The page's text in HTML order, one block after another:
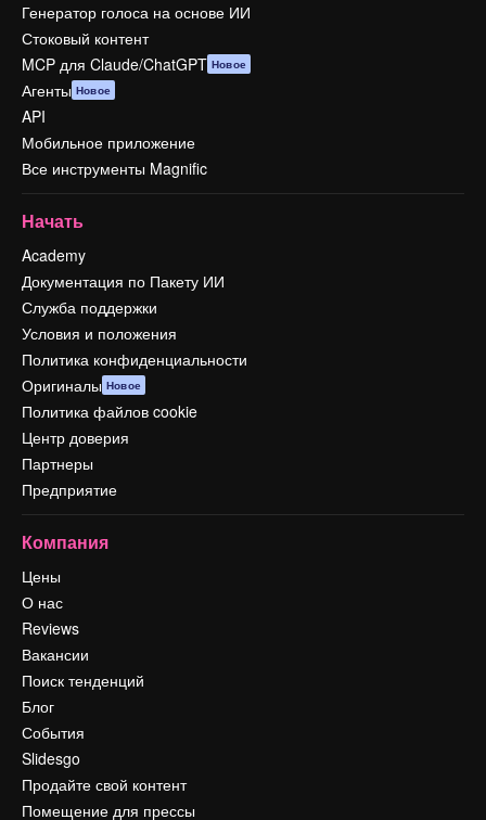
Генератор голоса на основе ИИ
Стоковый контент
MCP для Claude/ChatGPT Новое
Агенты Новое
API
Мобильное приложение
Все инструменты Magnific
Начать
Academy
Документация по Пакету ИИ
Служба поддержки
Условия и положения
Политика конфиденциальности
Оригиналы Новое
Политика файлов cookie
Центр доверия
Партнеры
Предприятие
Компания
Цены
О нас
Reviews
Вакансии
Поиск тенденций
Блог
События
Slidesgo
Продайте свой контент
Помещение для прессы